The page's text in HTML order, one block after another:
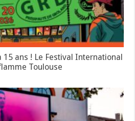
15 ans ! Le Festival International
Toulouse